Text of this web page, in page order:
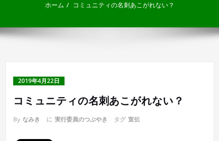
ホーム コミュニティの名刺あこがれない？
2019年4月22日
コミュニティの名刺あこがれない？
By なみき に 実行委員のつぶやき タグ 宣伝